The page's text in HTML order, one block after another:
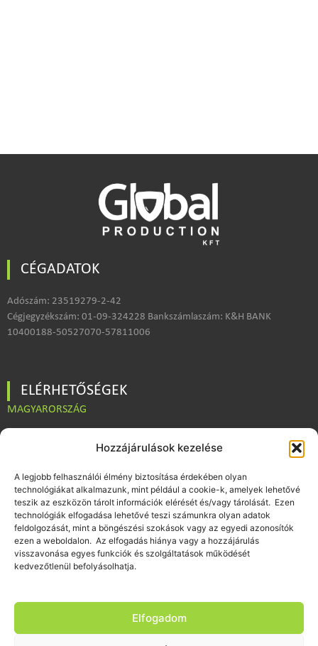
Hozzájárulások kezelése
A legjobb felhasználói élmény biztosítása érdekében olyan
technológiákat alkalmazunk, mint például a cookie-k, amelyek lehetővé
teszik az eszközön tárolt információk elérését és/vagy tárolását. Ezen
technológiák elfogadása lehetővé teszi számunkra olyan adatok
feldolgozását, mint a böngészési szokások vagy az egyedi azonosítók
ezen a weboldalon. Az elfogadás hiánya vagy a hozzájárulás
visszavonása egyes funkciók és szolgáltatások működését
kedvezőtlenül befolyásolhatja.
Elfogadom
CÉGADATOK
Adószám: 23519279-2-42
Cégjegyzékszám: 01-09-324228 Bankszámlaszám: K&H BANK
10400188-50527070-57811006
ELÉRHETŐSÉGEK
MAGYARORSZÁG
1141 Budapest, Fogarasi út 198.
TELEFON
+36 70 434 9117